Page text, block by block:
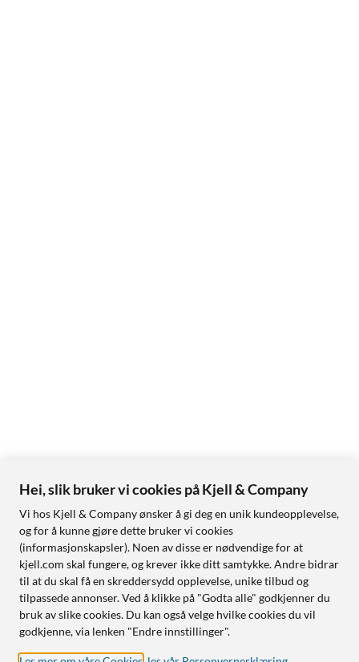
Hei, slik bruker vi cookies på Kjell & Company
Vi hos Kjell & Company ønsker å gi deg en unik kundeopplevelse,
og for å kunne gjøre dette bruker vi cookies
(informasjonskapsler). Noen av disse er nødvendige for at
kjell.com skal fungere, og krever ikke ditt samtykke. Andre bidrar
til at du skal få en skreddersydd opplevelse, unike tilbud og
tilpassede annonser. Ved å klikke på "Godta alle" godkjenner du
bruk av slike cookies. Du kan også velge hvilke cookies du vil
godkjenne, via lenken "Endre innstillinger".